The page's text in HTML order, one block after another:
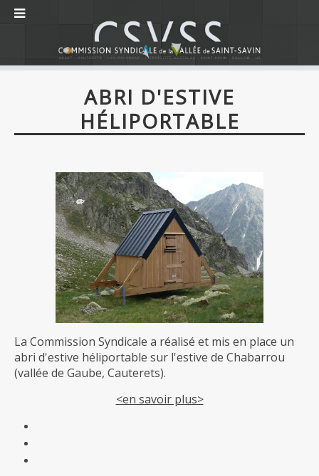
ABRI D'ESTIVE
HÉLIPORTABLE
La Commission Syndicale a réalisé et mis en place un
abri d'estive héliportable sur l'estive de Chabarrou
(vallée de Gaube, Cauterets).
<en savoir plus>